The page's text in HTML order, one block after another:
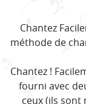
Chantez
méthode de
Chantez !
fourni avec
ceux (ils sont